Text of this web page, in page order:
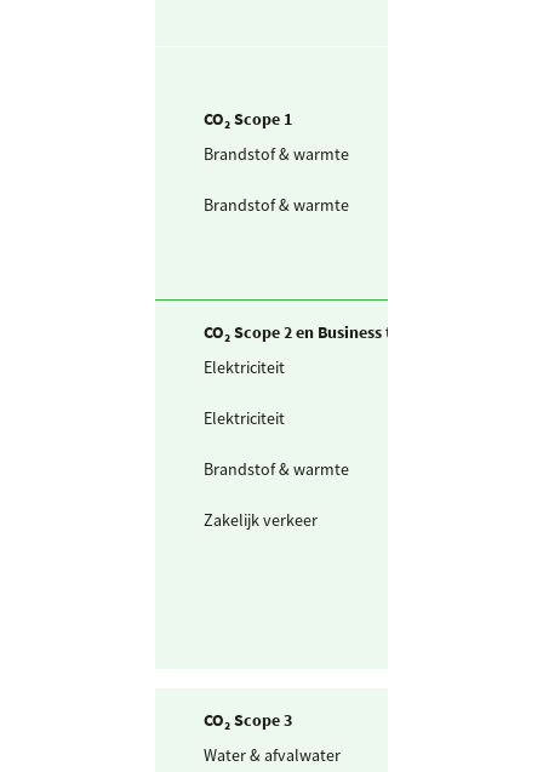
CO₂ Scope 1
Brandstof & warmte
Brandstof & warmte
CO₂ Scope 2 en Business travel
Elektriciteit
Elektriciteit
Brandstof & warmte
Zakelijk verkeer
CO₂ Scope 3
Water & afvalwater